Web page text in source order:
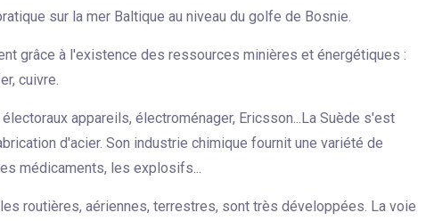
sur la mer Baltique au niveau du golfe de Bosnie.
grâce à l'existence des ressources minières et énergétiques :
cuivre.
appareils, électroménager, Ericsson...La Suède s'est
d'acier. Son industrie chimique fournit une variété de
médicaments, les explosifs...
routières, aériennes, terrestres, sont très développées. La voie